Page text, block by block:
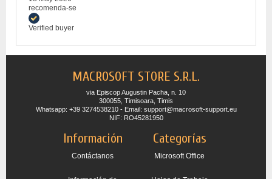
recomenda-se
Verified buyer
MACROSOFT STORE S.R.L.
via Episcop Augustin Pacha, n. 10
300055, Timisoara, Timis
Whatsapp: +39 3274538210 - Email: support@macrosoft-support.eu
NIF: RO45281950
Información
Contáctanos
Categorías
Microsoft Office